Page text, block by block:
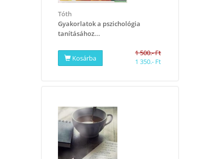
Tóth
Gyakorlatok a pszichológia
tanításához...
Kosárba
1 500.- Ft
1 350.- Ft